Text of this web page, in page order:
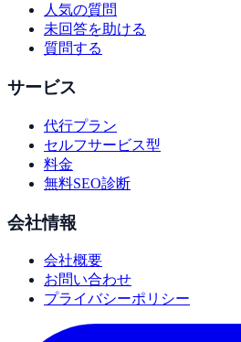
人気の質問
未回答を助ける
質問する
サービス
代行プラン
セルフサービス型
料金
無料SEO診断
会社情報
会社概要
お問い合わせ
プライバシーポリシー